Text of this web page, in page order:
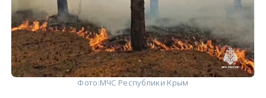
Фото:МЧС Республики Крым